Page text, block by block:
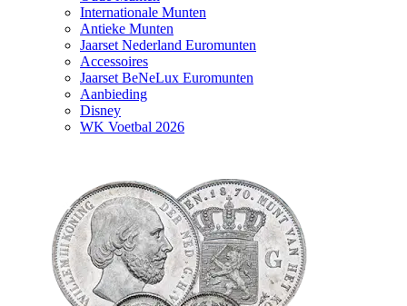
Internationale Munten
Antieke Munten
Jaarset Nederland Euromunten
Accessoires
Jaarset BeNeLux Euromunten
Aanbieding
Disney
WK Voetbal 2026